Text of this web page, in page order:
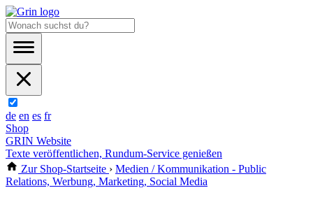
de en es fr
Shop
GRIN Website
Texte veröffentlichen, Rundum-Service genießen
Zur Shop-Startseite › Medien / Kommunikation - Public
Relations, Werbung, Marketing, Social Media